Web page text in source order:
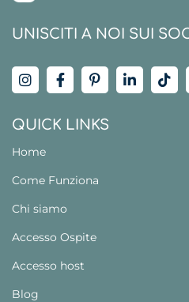
UNISCITI A NOI SUI
QUICK LINKS
Home
Come Funziona
Chi siamo
Accesso Ospite
Accesso host
Blog